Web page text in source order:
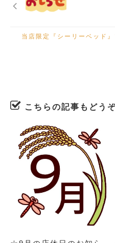
当店限定『シーリーベッド
こちらの記事もどう